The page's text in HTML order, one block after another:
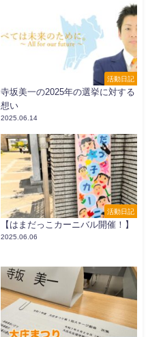
活動日記
寺坂美一の2025年の選挙に対する
想い
2025.06.14
活動日記
【はまだっこカーニバル開催！】
2025.06.06